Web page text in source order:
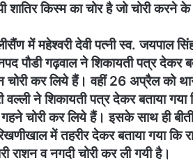
शातिर किस्म का चोर है जो चोरी करने
में महेश्वरी देवी पत्नी स्व. जयपाल सिंह
पौडी गढ़वाल ने शिकायती पत्र देकर
चोरी कर लिये हैं। वहीं 26 अप्रैल को
वल्ली ने शिकायती पत्र देकर बताया
गहने चोरी कर लिये हैं। इसके साथ ही
रिखणीखाल में तहरीर देकर बताया गया कि
राशन व नगदी चोरी कर ली गयी है।